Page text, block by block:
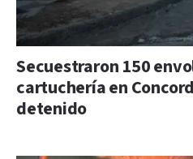
Secuestraron 150
cartuchería en
detenido